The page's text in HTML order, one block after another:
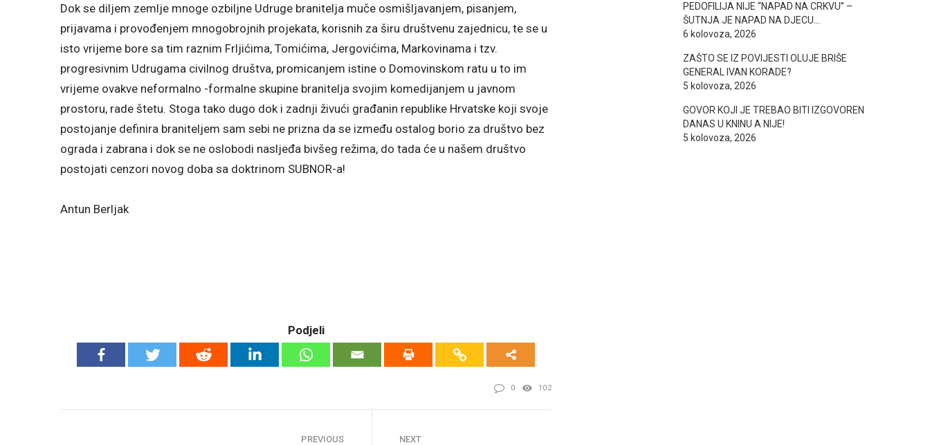
Dok se diljem zemlje mnoge ozbiljne Udruge branitelja muče osmišljavanjem, pisanjem,
prijavama i provođenjem mnogobrojnih projekata, korisnih za širu društvenu zajednicu, te se u
isto vrijeme bore sa tim raznim Frljićima, Tomićima, Jergovićima, Markovinama i tzv.
progresivnim Udrugama civilnog društva, promicanjem istine o Domovinskom ratu u to im
vrijeme ovakve neformalno -formalne skupine branitelja svojim komedijanjem u javnom
prostoru, rade štetu. Stoga tako dugo dok i zadnji živući građanin republike Hrvatske koji svoje
postojanje definira braniteljem sam sebi ne prizna da se između ostalog borio za društvo bez
ograda i zabrana i dok se ne oslobodi nasljeđa bivšeg režima, do tada će u našem društvo
postojati cenzori novog doba sa doktrinom SUBNOR-a!
Antun Berljak
Podjeli
0 102
PREVIOUS NEXT
PEDOFILIJA NIJE “NAPAD NA CRKVU” –
ŠUTNJA JE NAPAD NA DJECU…
6 kolovoza, 2026
ZAŠTO SE IZ POVIJESTI OLUJE BRIŠE
GENERAL IVAN KORADE?
5 kolovoza, 2026
GOVOR KOJI JE TREBAO BITI IZGOVOREN
DANAS U KNINU A NIJE!
5 kolovoza, 2026